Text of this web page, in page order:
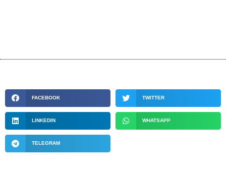
FACEBOOK TWITTER
LINKEDIN WHATSAPP
TELEGRAM